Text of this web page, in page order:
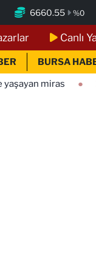
6660.55 %0
Canlı
BURSA
10:57